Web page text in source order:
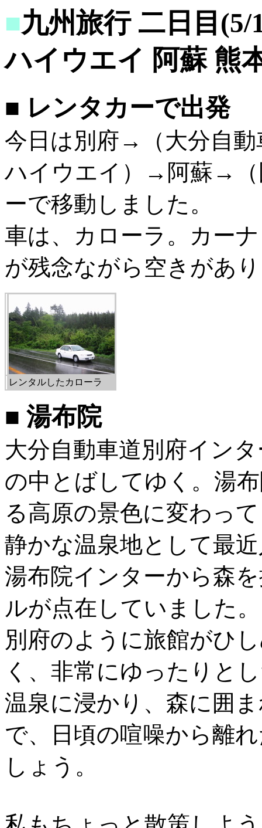
■九州旅行 二日目
ハイウエイ 阿蘇 熊
■ レンタカーで出発
今日は別府→（大分自
ハイウエイ）→阿蘇→（
ーで移動しました。
車は、カローラ。カー
が残念ながら空きがあ
レンタルしたカローラ
■ 湯布院
大分自動車道別府イン
の中とばしてゆく。湯
る高原の景色に変わっ
静かな温泉地として最
湯布院インターから森
ルが点在していました。
別府のように旅館がひ
く、非常にゆったりと
温泉に浸かり、森に囲
で、日頃の喧噪から離
しょう。